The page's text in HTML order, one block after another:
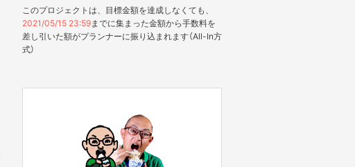
このプロジェクトは、目標金額を達成しなくても、
2021/05/15 23:59までに集まった金額から手数料を
差し引いた額がプランナーに振り込まれます（All-In方
式）